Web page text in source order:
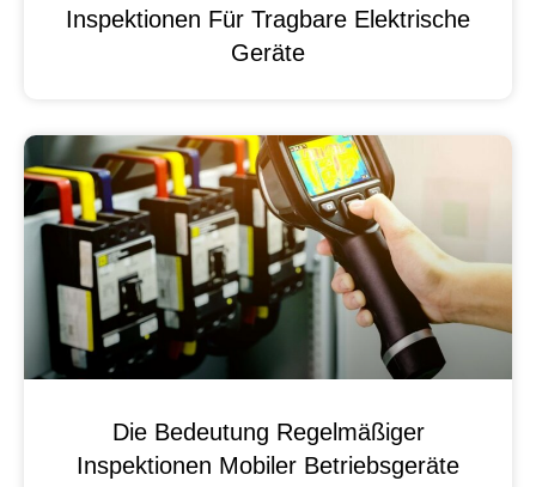
Inspektionen Für Tragbare Elektrische
Geräte
Die Bedeutung Regelmäßiger
Inspektionen Mobiler Betriebsgeräte